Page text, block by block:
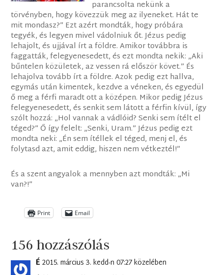
parancsolta nekünk a
törvényben, hogy kövezzük meg az ilyeneket. Hát te
mit mondasz?” Ezt azért mondták, hogy próbára
tegyék, és legyen mivel vádolniuk őt. Jézus pedig
lehajolt, és ujjával írt a földre. Amikor továbbra is
faggatták, felegyenesedett, és ezt mondta nekik: „Aki
bűntelen közületek, az vessen rá először követ.” És
lehajolva tovább írt a földre. Azok pedig ezt hallva,
egymás után kimentek, kezdve a véneken, és egyedül
ő meg a férfi maradt ott a középen. Mikor pedig Jézus
felegyenesedett, és senkit sem látott a férfin kívül, így
szólt hozzá: „Hol vannak a vádlóid? Senki sem ítélt el
téged?” Ő így felelt: „Senki, Uram.” Jézus pedig ezt
mondta neki: „Én sem ítéllek el téged, menj el, és
folytasd azt, amit eddig, hiszen nem vétkeztél!”
És a szent angyalok a mennyben azt mondták: „Mi
van?!”
Print Email
156 hozzászólás
É 2015. március 3. kedd-n 07:27 közelében